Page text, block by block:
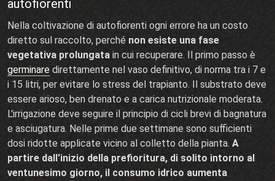
autofiorenti
Nella coltivazione di autofiorenti ogni errore ha un costo
diretto sul raccolto, perché non esiste una fase
vegetativa prolungata in cui recuperare. Il primo passo è
germinare direttamente nel vaso definitivo, di norma tra i 7 e
i 15 litri, per evitare lo stress del trapianto. Il substrato deve
essere arioso, ben drenato e a carica nutrizionale moderata.
L'irrigazione deve seguire il principio di cicli brevi di bagnatura
e asciugatura. Nelle prime due settimane sono sufficienti
dosi ridotte applicate vicino al colletto della pianta. A
partire dall'inizio della prefioritura, di solito intorno al
ventunesimo giorno, il consumo idrico aumenta